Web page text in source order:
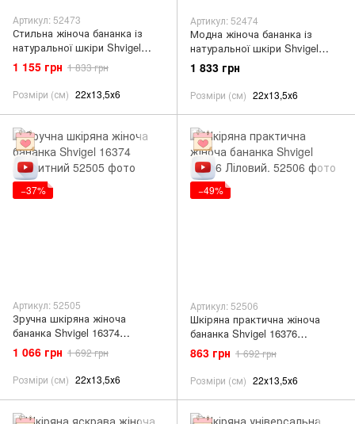
Артикул: 52473
Стильна жіноча бананка із
натуральної шкіри Shvigel
16391 Бежевий
1 155 грн 1 833 грн
Розміри (см) 22х13,5х6
Артикул: 52474
Модна жіноча бананка із
натуральної шкіри Shvigel
16392 Малиновий
1 833 грн
Розміри (см) 22х13,5х6
−37%
Артикул: 52505
Зручна шкіряна жіноча
бананка Shvigel 16374
Блакитний
1 066 грн 1 692 грн
Розміри (см) 22х13,5х6
−49%
Артикул: 52506
Шкіряна практична жіноча
бананка Shvigel 16376
Ліловий.
863 грн 1 692 грн
Розміри (см) 22х13,5х6